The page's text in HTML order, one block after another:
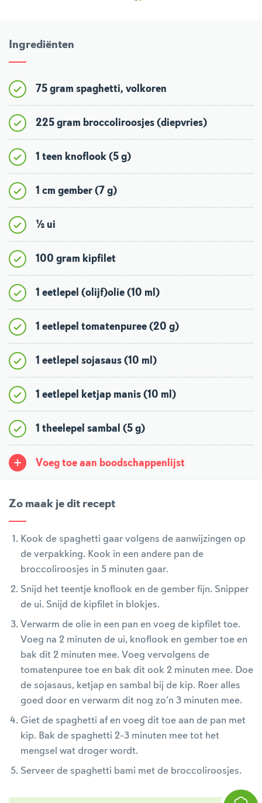
Ingrediënten
75 gram spaghetti, volkoren
225 gram broccoliroosjes (diepvries)
1 teen knoflook (5 g)
1 cm gember (7 g)
½ ui
100 gram kipfilet
1 eetlepel (olijf)olie (10 ml)
1 eetlepel tomatenpuree (20 g)
1 eetlepel sojasaus (10 ml)
1 eetlepel ketjap manis (10 ml)
1 theelepel sambal (5 g)
Voeg toe aan boodschappenlijst
Zo maak je dit recept
Kook de spaghetti gaar volgens de aanwijzingen op
de verpakking. Kook in een andere pan de
broccoliroosjes in 5 minuten gaar.
Snijd het teentje knoflook en de gember fijn. Snipper
de ui. Snijd de kipfilet in blokjes.
Verwarm de olie in een pan en voeg de kipfilet toe.
Voeg na 2 minuten de ui, knoflook en gember toe en
bak dit 2 minuten mee. Voeg vervolgens de
tomatenpuree toe en bak dit ook 2 minuten mee. Doe
de sojasaus, ketjap en sambal bij de kip. Roer alles
goed door en verwarm dit nog zo’n 3 minuten mee.
Giet de spaghetti af en voeg dit toe aan de pan met
kip. Bak de spaghetti 2-3 minuten mee tot het
mengsel wat droger wordt.
Serveer de spaghetti bami met de broccoliroosjes.